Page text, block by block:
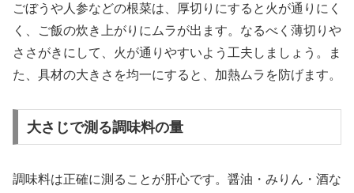
ごぼうや人参などの根菜は、厚切りにすると火が通りにく
く、ご飯の炊き上がりにムラが出ます。なるべく薄切りや
ささがきにして、火が通りやすいよう工夫しましょう。ま
た、具材の大きさを均一にすると、加熱ムラを防げます。
大さじで測る調味料の量
調味料は正確に測ることが肝心です。醤油・みりん・酒な